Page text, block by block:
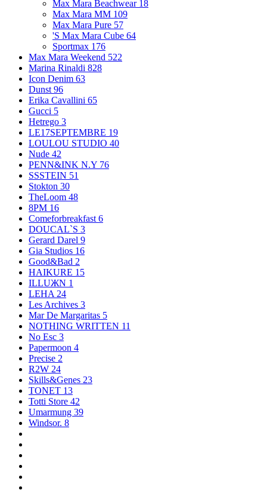
Max Mara Beachwear 18
Max Mara MM 109
Max Mara Pure 57
'S Max Mara Cube 64
Sportmax 176
Max Mara Weekend 522
Marina Rinaldi 828
Icon Denim 63
Dunst 96
Erika Cavallini 65
Gucci 5
Hetrego 3
LE17SEPTEMBRE 19
LOULOU STUDIO 40
Nude 42
PENN&INK N.Y 76
SSSTEIN 51
Stokton 30
TheLoom 48
8PM 16
Comeforbreakfast 6
DOUCAL`S 3
Gerard Darel 9
Gia Studios 16
Good&Bad 2
HAIKURE 15
ILLUЖN 1
LEHA 24
Les Archives 3
Mar De Margaritas 5
NOTHING WRITTEN 11
No Esc 3
Papermoon 4
Precise 2
R2W 24
Skills&Genes 23
TONET 13
Totti Store 42
Umarmung 39
Windsor. 8